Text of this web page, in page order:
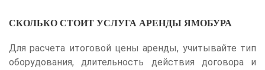
СКОЛЬКО СТОИТ УСЛУГА АРЕНДЫ ЯМОБУРА
Для расчета итоговой цены аренды, учитывайте тип
оборудования, длительность действия договора и